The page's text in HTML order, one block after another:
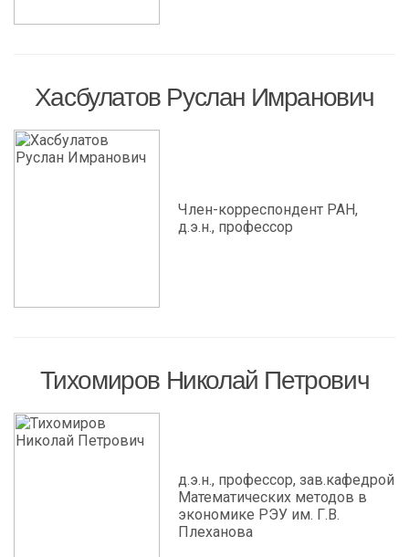
Хасбулатов Руслан Имранович
Член-корреспондент РАН,
д.э.н., профессор
Тихомиров Николай Петрович
д.э.н., профессор, зав.кафедрой
Математических методов в
экономике РЭУ им. Г.В.
Плеханова